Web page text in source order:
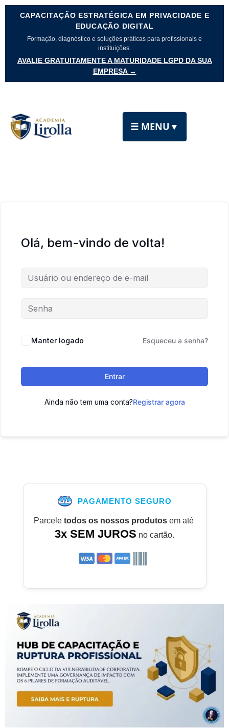
CAPACITAÇÃO ESTRATÉGICA EM PRIVACIDADE E
EDUCAÇÃO DIGITAL
Formação, diagnóstico e soluções práticas para profissionais e
instituições.
AVALIE GRATUITAMENTE A MATURIDADE LGPD DA SUA
EMPRESA →
☰ MENU ▼
Olá, bem-vindo de volta!
Manter logado Esqueceu a senha?
Entrar
Ainda não tem uma conta?Registrar agora
PAGAMENTO SEGURO
Parcele todos os nossos produtosem até
3x SEM JUROS no cartão.